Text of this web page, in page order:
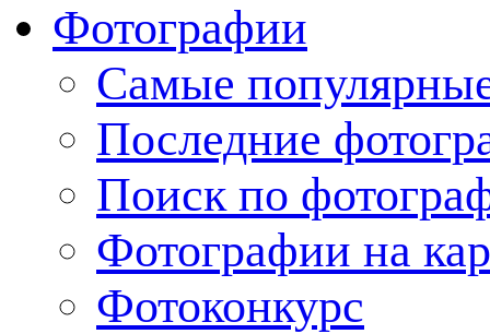
Фотографии
Cамые
Последние
Поиск по
Фотографии на
Фотоконкурс